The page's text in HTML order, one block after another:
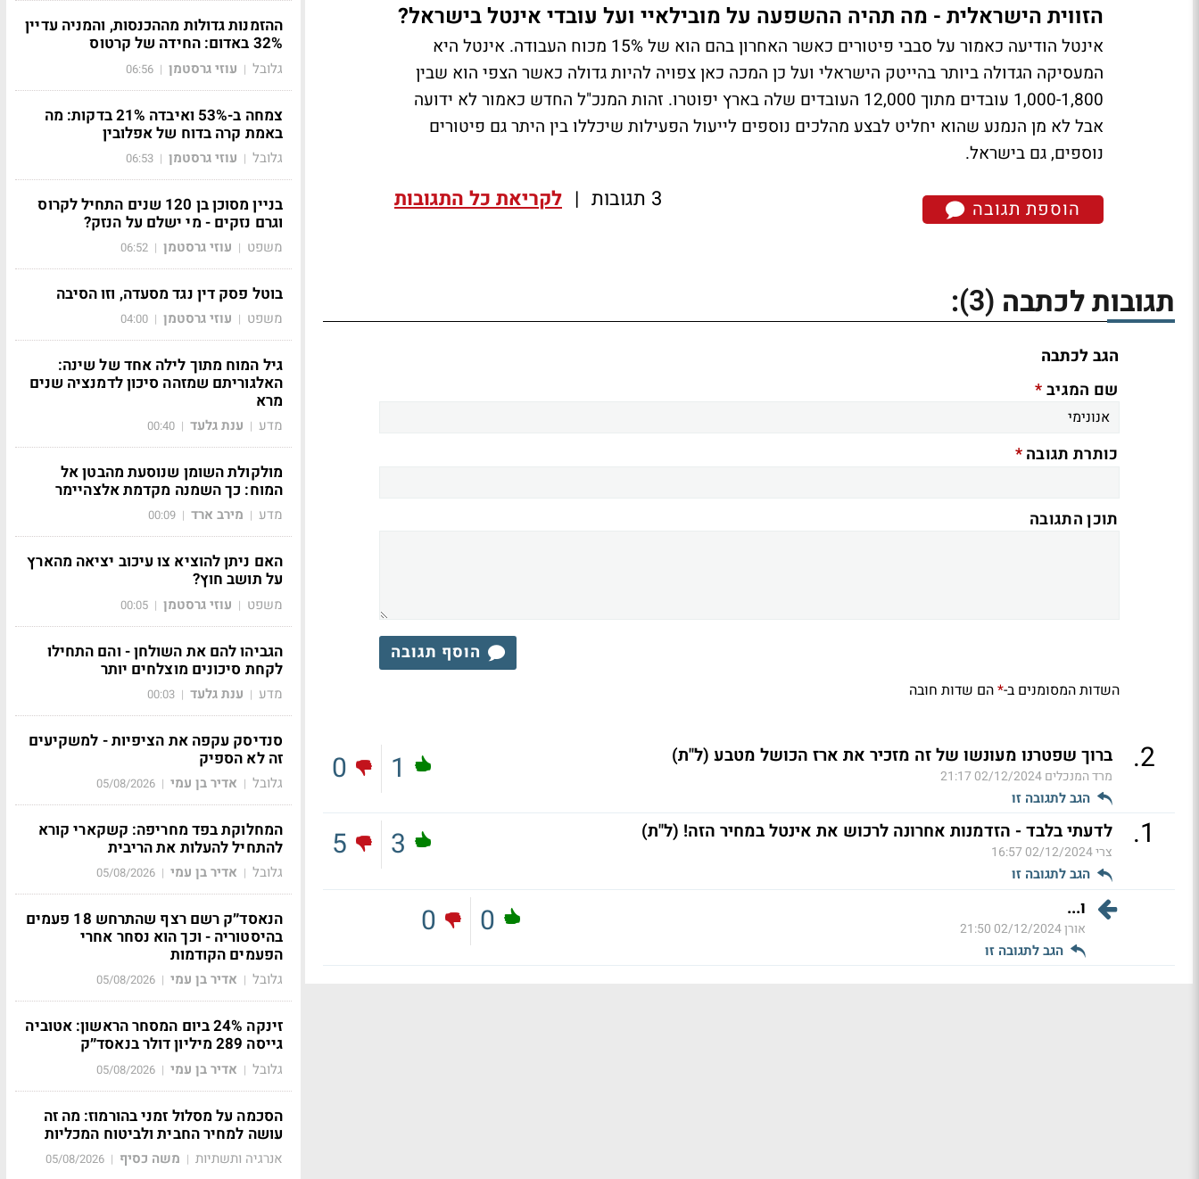
הזווית הישראלית - מה תהיה ההשפעה על מובילאיי ועל עובדי אינטל בישראל?
אינטל הודיעה כאמור על סבבי פיטורים כאשר האחרון בהם הוא של 15% מכוח העבודה. אינטל היא
המעסיקה הגדולה ביותר בהייטק הישראלי ועל כן המכה כאן צפויה להיות גדולה כאשר הצפי הוא שבין
1,000-1,800 עובדים מתוך 12,000 העובדים שלה בארץ יפוטרו. זהות המנכ"ל החדש כאמור לא ידועה
אבל לא מן הנמנע שהוא יחליט לבצע מהלכים נוספים לייעול הפעילות שיכללו בין היתר גם פיטורים
נוספים, גם בישראל.
הוספת תגובה 3 תגובות | לקריאת כל התגובות
תגובות לכתבה (3)
:
הגב לכתבה
שם המגיב*
כותרת תגובה*
תוכן התגובה
הוסף תגובה
השדות המסומנים ב-*הם שדות חובה
2
. ברוך שפטרנו מעונשו של זה מזכיר את ארז הכושל מטבע (ל"ת)
מרד המנכלים02/12/2024 21:17
הגב לתגובה זו
1
0
1
. לדעתי בלבד - הזדמנות אחרונה לרכוש את אינטל במחיר הזה! (ל"ת)
צרי02/12/2024 16:57
הגב לתגובה זו
3
5
ו...
אורן02/12/2024 21:50
הגב לתגובה זו
0
0
ההזמנות גדולות מההכנסות, והמניה עדיין
32% באדום: החידה של קרטוס
גלובל | עוזי גרסטמן |
06:56
צמחה ב-53% ואיבדה 21% בדקות: מה
באמת קרה בדוח של אפלובין
גלובל | עוזי גרסטמן |
06:53
בניין מסוכן בן 120 שנים התחיל לקרוס
וגרם נזקים - מי ישלם על הנזק?
משפט | עוזי גרסטמן |
06:52
בוטל פסק דין נגד מסעדה, וזו הסיבה
משפט | עוזי גרסטמן |
04:00
גיל המוח מתוך לילה אחד של שינה:
האלגוריתם שמזהה סיכון לדמנציה שנים
מרא
מדע | ענת גלעד |
00:40
מולקולת השומן שנוסעת מהבטן אל
המוח: כך השמנה מקדמת אלצהיימר
מדע | מירב ארד |
00:09
האם ניתן להוציא צו עיכוב יציאה מהארץ
על תושב חוץ?
משפט | עוזי גרסטמן |
00:05
הגביהו להם את השולחן - והם התחילו
לקחת סיכונים מוצלחים יותר
מדע | ענת גלעד |
00:03
סנדיסק עקפה את הציפיות - למשקיעים
זה לא הספיק
גלובל | אדיר בן עמי |
05/08/2026
המחלוקת בפד מחריפה: קשקארי קורא
להתחיל להעלות את הריבית
גלובל | אדיר בן עמי |
05/08/2026
הנאסד״ק רשם רצף שהתרחש 18 פעמים
בהיסטוריה - וכך הוא נסחר אחרי
הפעמים הקודמות
גלובל | אדיר בן עמי |
05/08/2026
זינקה 24% ביום המסחר הראשון: אטוביה
גייסה 289 מיליון דולר בנאסד״ק
גלובל | אדיר בן עמי |
05/08/2026
הסכמה על מסלול זמני בהורמוז: מה זה
עושה למחיר החבית ולביטוח המכליות
אנרגיה ותשתיות | משה כסיף |
05/08/2026